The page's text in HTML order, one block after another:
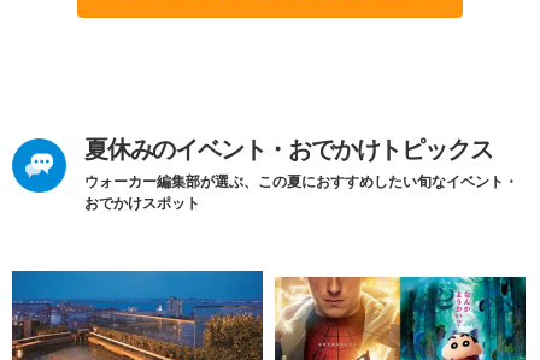
夏休みのイベント・おでかけトピックス
ウォーカー編集部が選ぶ、この夏におすすめしたい旬なイベント・
おでかけスポット